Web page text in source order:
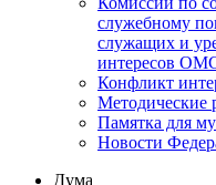
служебному
служащих и
интересов
Конфликт
Методические
Памятка для
Новости
Дума